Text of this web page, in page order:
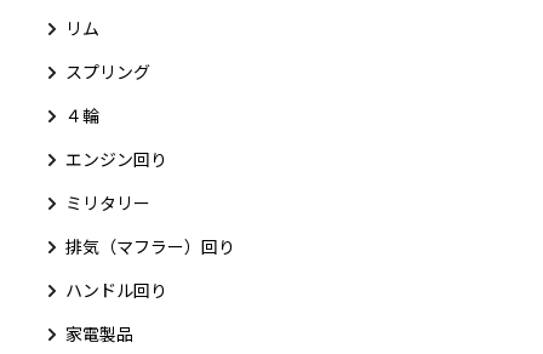
リム
スプリング
４輪
エンジン回り
ミリタリー
排気（マフラー）回り
ハンドル回り
家電製品